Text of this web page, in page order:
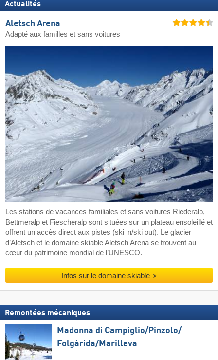
Actualités
Aletsch Arena
Adapté aux familles et sans voitures
Les stations de vacances familiales et sans voitures Riederalp,
Bettmeralp et Fiescheralp sont situées sur un plateau ensoleillé et
offrent un accès direct aux pistes (ski in/ski out). Le glacier
d’Aletsch et le domaine skiable Aletsch Arena se trouvent au
cœur du patrimoine mondial de l’UNESCO.
Infos sur le domaine skiable
Remontées mécaniques
Madonna di Campiglio/​Pinzolo/​
Folgàrida/​Marilleva